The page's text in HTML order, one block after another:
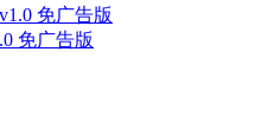
免广告版